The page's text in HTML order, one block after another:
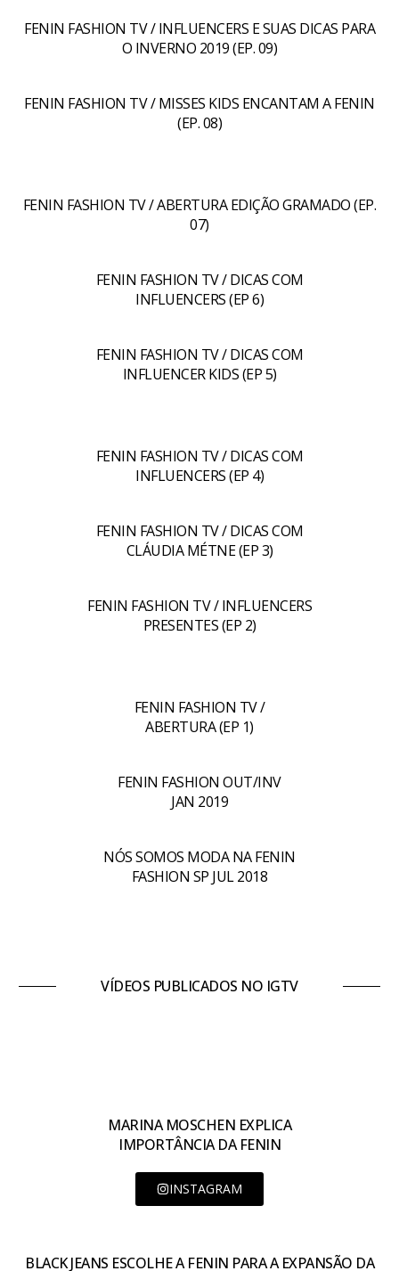
FENIN FASHION TV / INFLUENCERS E SUAS DICAS PARA
O INVERNO 2019 (EP. 09)
FENIN FASHION TV / MISSES KIDS ENCANTAM A FENIN
(EP. 08)
FENIN FASHION TV / ABERTURA EDIÇÃO GRAMADO (EP.
07)
FENIN FASHION TV / DICAS COM
INFLUENCERS (EP 6)
FENIN FASHION TV / DICAS COM
INFLUENCER KIDS (EP 5)
FENIN FASHION TV / DICAS COM
INFLUENCERS (EP 4)
FENIN FASHION TV / DICAS COM
CLÁUDIA MÉTNE (EP 3)
FENIN FASHION TV / INFLUENCERS
PRESENTES (EP 2)
FENIN FASHION TV /
ABERTURA (EP 1)
FENIN FASHION OUT/INV
JAN 2019
NÓS SOMOS MODA NA FENIN
FASHION SP JUL 2018
VÍDEOS PUBLICADOS NO IGTV
MARINA MOSCHEN EXPLICA
IMPORTÂNCIA DA FENIN
INSTAGRAM
BLACK JEANS ESCOLHE A FENIN PARA A EXPANSÃO DA